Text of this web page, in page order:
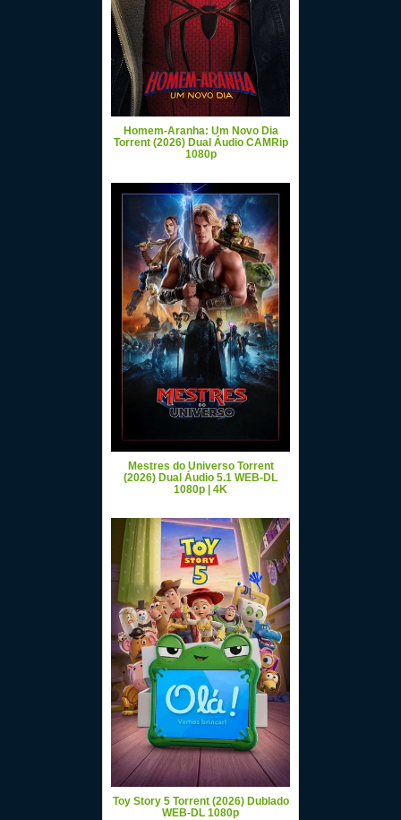
Homem-Aranha: Um Novo Dia
Torrent (2026) Dual Áudio CAMRip
1080p
Mestres do Universo Torrent
(2026) Dual Áudio 5.1 WEB-DL
1080p | 4K
Toy Story 5 Torrent (2026) Dublado
WEB-DL 1080p